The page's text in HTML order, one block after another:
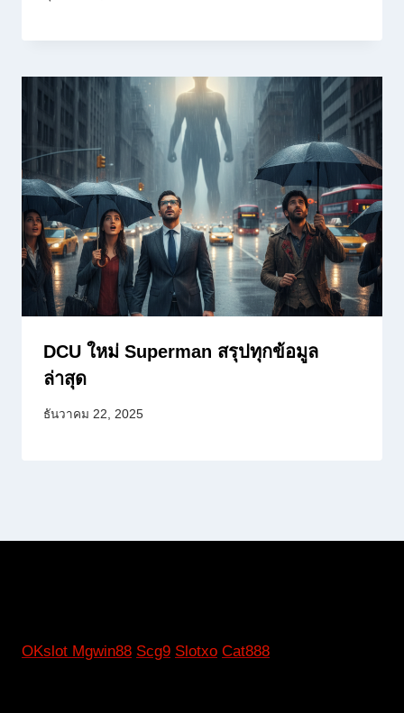
DCU ใหม่ Superman สรุปทุกข้อมูล
ล่าสุด
ธันวาคม 22, 2025
OKslot Mgwin88 Scg9 Slotxo Cat888